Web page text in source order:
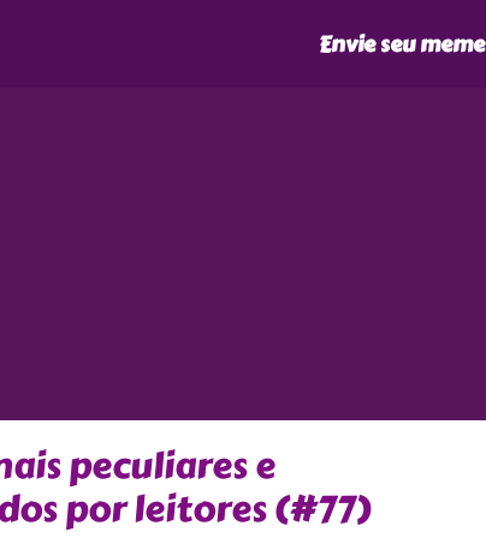
Envie seu meme
peculiares e
por leitores (#77)